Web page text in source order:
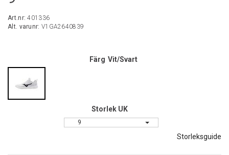
Art.nr:401336
Alt. varunr: V1GA2640839
Färg Vit/Svart
Storlek UK
9
Storleksguide